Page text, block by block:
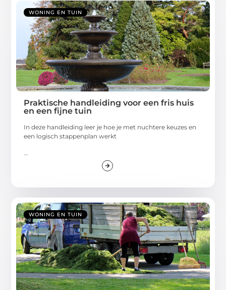
WONING EN TUIN
Praktische handleiding voor een fris huis
en een fijne tuin
In deze handleiding leer je hoe je met nuchtere keuzes en
een logisch stappenplan werkt
WONING EN TUIN